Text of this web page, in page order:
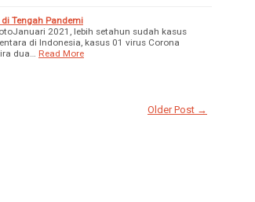
Tengah Pandemi
2021, lebih setahun sudah kasus
di Indonesia, kasus 01 virus Corona
dua… Read More
Older Post →